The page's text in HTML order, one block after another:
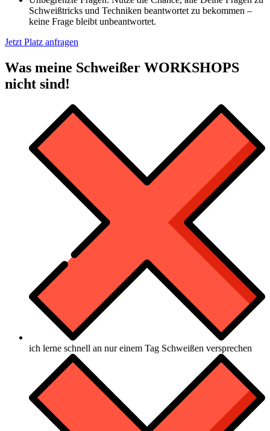
Schweißtricks und Techniken beantwortet zu bekommen –
keine Frage bleibt unbeantwortet.
Jetzt Platz anfragen
Was meine Schweißer WORKSHOPS
nicht sind!
ich lerne schnell an nur einem Tag Schweißen versprechen